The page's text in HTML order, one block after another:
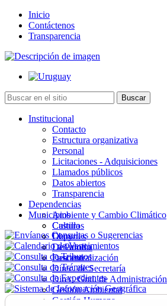
Inicio
Contáctenos
Transparencia
Institucional
Contacto
Estructura organizativa
Personal
Licitaciones - Adquisiciones
Llamados públicos
Datos abiertos
Transparencia
Dependencias
Ambiente y Cambio Climático
Cultura
Deportes
Desarrollo
Descentralización
Direc. de Secretaría
Direc. Gral. de Administración
Gestión Ambiental
Gestión Humana
Municipios
Castillos
Chuy
La Paloma
Lascano